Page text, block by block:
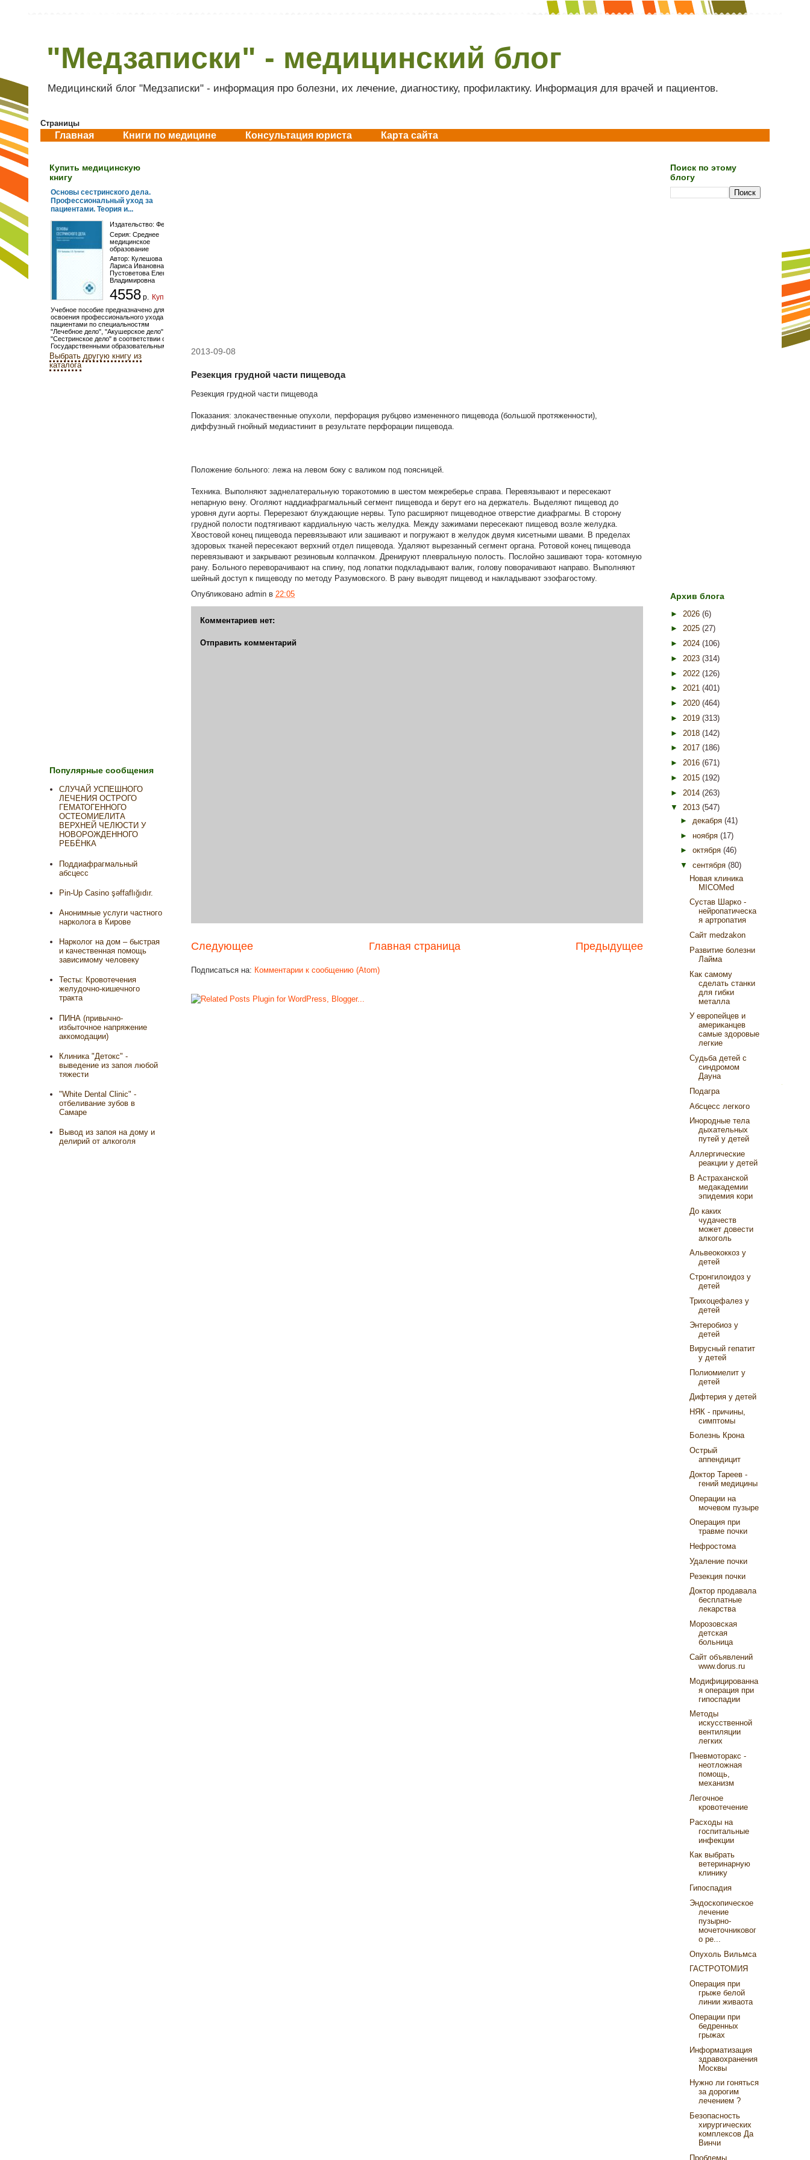
"Медзаписки" - медицинский блог
Медицинский блог "Медзаписки" - информация про болезни, их лечение, диагностику, профилактику. Информация для врачей и пациентов.
Страницы
Главная Книги по медицине Консультация юриста Карта сайта
2013-09-08
Резекция грудной части пищевода
Резекция грудной части пищевода
Показания: злокачественные опухоли, перфорация рубцово измененного пище­вода (большой протяженности),
диффузный гнойный медиастинит в результате перфорации пищевода.
Положение больного: лежа на левом боку с валиком под поясницей.
Техника. Выполняют заднелатеральную торакотомию в шестом межреберье спра­ва. Перевязывают и пересекают
непарную вену. Оголяют наддиафрагмальный сег­мент пищевода и берут его на держатель. Выделяют пищевод до
уровня дуги аорты. Перерезают блуждающие нервы. Тупо расширяют пищеводное отверстие диафрагмы. В сторону
грудной полости подтягивают кардиальную часть желудка. Между зажима­ми пересекают пищевод возле желудка.
Хвостовой конец пищевода перевязывают или зашивают и погружают в желудок двумя кисетными швами. В пределах
здоровых тканей пересекают верхний отдел пищевода. Удаля­ют вырезанный сегмент органа. Ротовой конец пищевода
перевязывают и закрывают резиновым колпачком. Дренируют плевральную полость. Послойно зашивают тора- котомную
рану. Больного переворачивают на спину, под лопатки подкладывают ва­лик, голову поворачивают направо. Выполняют
шейный доступ к пищеводу по ме­тоду Разумовского. В рану выводят пищевод и накладывают эзофагостому.
Опубликовано admin в 22:05
Комментариев нет:
Отправить комментарий
Следующее Предыдущее
Главная страница
Подписаться на: Комментарии к сообщению (Atom)
Купить медицинскую
книгу
Основы сестринского дела.
Профессиональный уход за
пациентами. Теория и...
Издательство: Феникс
Серия: Среднее
медицинское
образование
Автор: Кулешова
Лариса Ивановна
Пустоветова Елена
Владимировна
4558 р. Купить
Учебное пособие предназначено для
освоения профессионального ухода за
пациентами по специальностям
"Лечебное дело", "Акушерское дело",
"Сестринское дело" в соответствии с
Государственными образовательными...
Выбрать другую книгу из
каталога
Популярные сообщения
СЛУЧАЙ УСПЕШНОГО
ЛЕЧЕНИЯ ОСТРОГО
ГЕМАТОГЕННОГО
ОСТЕОМИЕЛИТА
ВЕРХНЕЙ ЧЕЛЮСТИ У
НОВОРОЖДЕННОГО
РЕБЁНКА
Поддиафрагмальный
абсцесс
Pin-Up Casino şəffaflığıdır.
Анонимные услуги частного
нарколога в Кирове
Нарколог на дом – быстрая
и качественная помощь
зависимому человеку
Тесты: Кровотечения
желудочно-кишечного
тракта
ПИНА (привычно-
избыточное напряжение
аккомодации)
Клиника "Детокс" -
выведение из запоя любой
тяжести
"White Dental Clinic" -
отбеливание зубов в
Самаре
Вывод из запоя на дому и
делирий от алкоголя
Поиск по этому
блогу
Архив блога
► 2026 (6)
► 2025 (27)
► 2024 (106)
► 2023 (314)
► 2022 (126)
► 2021 (401)
► 2020 (464)
► 2019 (313)
► 2018 (142)
► 2017 (186)
► 2016 (671)
► 2015 (192)
► 2014 (263)
▼ 2013 (547)
► декабря (41)
► ноября (17)
► октября (46)
▼ сентября (80)
Новая клиника
MICOMed
Сустав Шарко -
нейропатическа
я артропатия
Сайт medzakon
Развитие болезни
Лайма
Как самому
сделать станки
для гибки
металла
У европейцев и
американцев
самые здоровые
легкие
Судьба детей с
синдромом
Дауна
Подагра
Абсцесс легкого
Инородные тела
дыхательных
путей у детей
Аллергические
реакции у детей
В Астраханской
медакадемии
эпидемия кори
До каких
чудачеств
может довести
алкоголь
Альвеококкоз у
детей
Стронгилоидоз у
детей
Трихоцефалез у
детей
Энтеробиоз у
детей
Вирусный гепатит
у детей
Полиомиелит у
детей
Дифтерия у детей
НЯК - причины,
симптомы
Болезнь Крона
Острый
аппендицит
Доктор Тареев -
гений медицины
Операции на
мочевом пузыре
Операция при
травме почки
Нефростома
Удаление почки
Резекция почки
Доктор продавала
бесплатные
лекарства
Морозовская
детская
больница
Сайт объявлений
www.dorus.ru
Модифицированна
я операция при
гипоспадии
Методы
искусственной
вентиляции
легких
Пневмоторакс -
неотложная
помощь,
механизм
Легочное
кровотечение
Расходы на
госпитальные
инфекции
Как выбрать
ветеринарную
клинику
Гипоспадия
Эндоскопическое
лечение
пузырно-
мочеточниковог
о ре...
Опухоль Вильмса
ГАСТРОТОМИЯ
Операция при
грыже белой
линии живаота
Операции при
бедренных
грыжах
Информатизация
здравохранения
Москвы
Нужно ли гоняться
за дорогим
лечением ?
Безопасность
хирургических
комплексов Да
Винчи
Проблемы